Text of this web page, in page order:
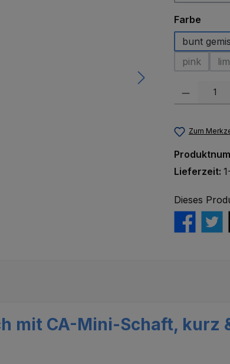
Farbe
bunt
pink
(Diese
Produkt
Zum
Lieferzeit:
Dieses
mit CA-Mini-Schaft, kurz